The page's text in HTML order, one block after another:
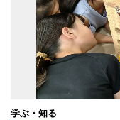
学ぶ・知る